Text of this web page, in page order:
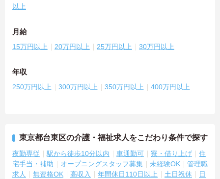
以上
月給
15万円以上 20万円以上 25万円以上 30万円以上
年収
250万円以上 300万円以上 350万円以上 400万円以上
東京都台東区の介護・福祉求人をこだわり条件で探す
夜勤専従 駅から徒歩10分以内 車通勤可 寮・借り上げ
住
宅手当・補助
オープニングスタッフ募集 未経験OK
管理職
求人
無資格OK 高収入 年間休日110日以上 土日祝休
日